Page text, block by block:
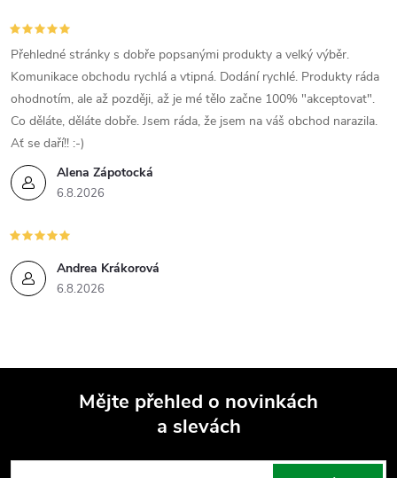
ý
p
i
s
u
Alena Zápotocká
6.8.2026
Přehledné stránky s dobře popsanými produkty a velký výběr.
Komunikace obchodu rychlá a vtipná. Dodání rychlé. Produkty ráda
ohodnotím, ale až později, až je mé tělo začne 100% "akceptovat".
Co děláte, děláte dobře. Jsem ráda, že jsem na váš obchod narazila.
Ať se daří!! :-)
Andrea Krákorová
6.8.2026
Mějte přehled o novinkách
a slevách